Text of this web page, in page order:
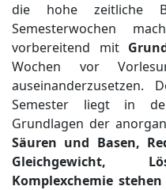
die hohe zeitliche
Semesterwochen
vorbereitend mit
Wochen vor
auseinanderzusetzen.
Semester liegt in
Grundlagen der
Säuren und Basen,
Gleichgewicht,
Komplexchemie